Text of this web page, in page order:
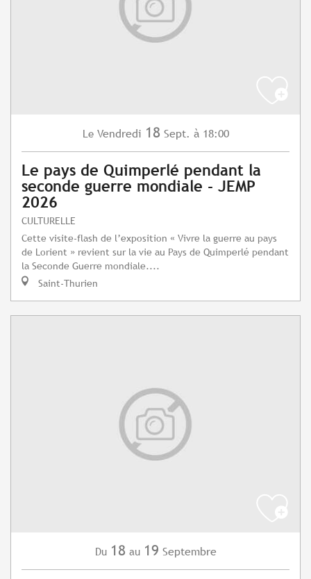
Le Vendredi 18 Sept. à 18:00
Le pays de Quimperlé pendant la
seconde guerre mondiale - JEMP
2026
CULTURELLE
Cette visite-flash de l’exposition « Vivre la guerre au pays
de Lorient » revient sur la vie au Pays de Quimperlé pendant
la Seconde Guerre mondiale....
Saint-Thurien
Du 18 au 19 Septembre